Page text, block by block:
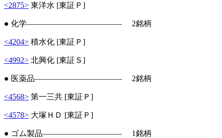
<2875> 東洋水 [東証Ｐ]
● 化学―――――――――――― 2銘柄
<4204> 積水化 [東証Ｐ]
<4992> 北興化 [東証Ｓ]
● 医薬品――――――――――― 2銘柄
<4568> 第一三共 [東証Ｐ]
<4578> 大塚ＨＤ [東証Ｐ]
● ゴム製品―――――――――― 1銘柄